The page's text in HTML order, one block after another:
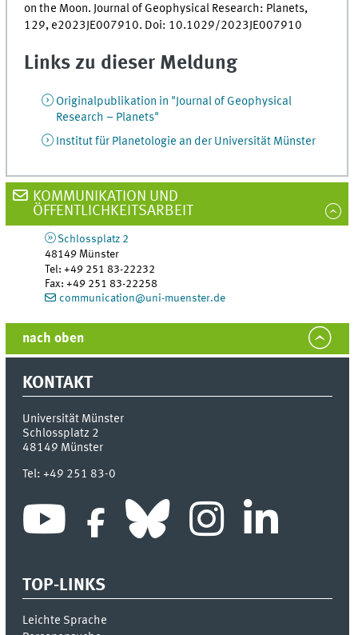
on the Moon. Journal of Geophysical Research: Planets,
129, e2023JE007910. Doi: 10.1029/2023JE007910
Links zu dieser Meldung
Originalpublikation in "Journal of Geophysical
Research – Planets"
Institut für Planetologie an der Universität Münster
KOMMUNIKATION UND
ÖFFENTLICHKEITSARBEIT
Schlossplatz 2
48149 Münster
Tel:+49 251 83-22232
Fax:+49 251 83-22258
communication@uni-muenster.de
nach oben
KONTAKT
Universität Münster
Schlossplatz 2
48149 Münster
Tel:+49 251 83-0
TOP-LINKS
Leichte Sprache